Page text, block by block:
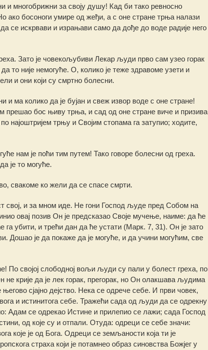
и многобрижни за своју душу! Кад би тако ревносно
ако босоноги умире од жеђи, а с оне стране трња налази
се искрвави и израњави само да дође до воде радије него
Зато је човекољубиви Лекар људи прво сам узео горак
то није немогуће. О, колико је теже здравоме узети и
и они који су смртно болесни.
ма колико да је бујан и свеж извор воде с оне стране!
прешао бос њиву трња, и сад од оне стране виче и призива
најоштријем трњу и Својим стопама га затупио; ходите,
нам је поћи тим путем! Тако говоре болесни од греха.
је то могуће.
свакоме ко жели да се спасе смрти.
свој, и за мном иде. Не гони Господ људе пред Собом на
овај позив Он је предсказао Своје мучење, наиме: да ће
убити, и трећи дан да ће устати (Марк. 7, 31). Он је зато
Дошао је да покаже да је могуће, и да учини могућим, све
По својој слободној вољи људи су пали у болест греха, по
крије да је лек горак, прегорак, но Он олакшава људима
сјајно дејство. Нека се одрече себе. И први човек,
и истинитога себе. Тражећи сада од људи да се одрекну
Адам се одрекао Истине и прилепио се лажи; сада Господ
од које су и отпали. Отуда: одреци се себе значи:
које је од Бога. Одреци се земљаности која ти је
страха који је потамнео образ синовства Божјег у